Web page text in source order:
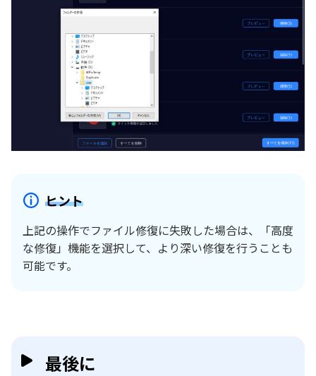
ヒント
上記の操作でファイル修復に失敗した場合は、「高度
な修復」機能を選択して、より深い修復を行うことも
可能です。
最後に